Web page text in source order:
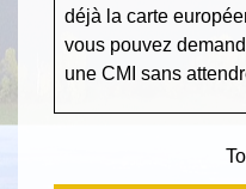
déjà la carte
vous pouvez
une CMI sans